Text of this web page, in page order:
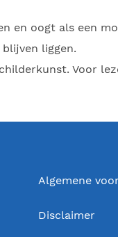
en oogt als een
liggen.
Voor
Algemene
Disclaimer